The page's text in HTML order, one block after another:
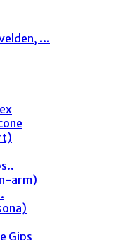
...
arm)
Gips